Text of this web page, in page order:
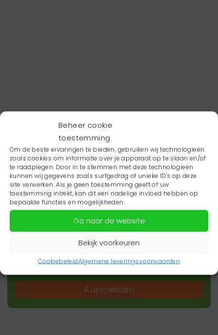
Beheer cookie
toestemming
Om de beste ervaringen te bieden, gebruiken wij technologieën
zoals cookies om informatie over je apparaat op te slaan en/of
te raadplegen. Door in te stemmen met deze technologieën
kunnen wij gegevens zoals surfgedrag of unieke ID's op deze
site verwerken. Als je geen toestemming geeft of uw
toestemming intrekt, kan dit een nadelige invloed hebben op
bepaalde functies en mogelijkheden.
Ga naar de website
Bekijk voorkeuren
CookiebeleidAlgemene leveringsvoorwaarden
Wil je niets missen?
Wil je op de hoogte blijven van het laatste
zorgnieuws in jouw regio? Schrijf je dan in voor
onze nieuwsbrief.
Aanmelden